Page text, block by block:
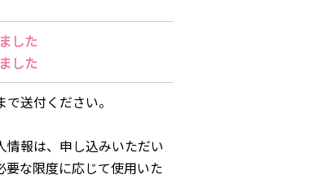
した
した
送付ください。
情報は、申し込みいただい
な限度に応じて使用いた